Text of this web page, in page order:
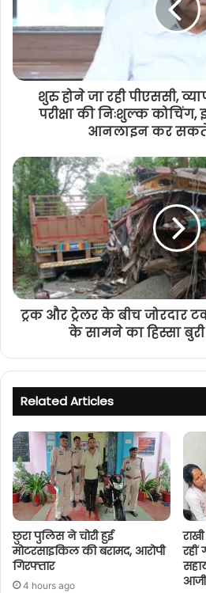
शुरु होने जा रही पीएससी,
परीक्षा की निःशुल्क
आनलाइन कर
ट्रक और ट्रेलर के बीच जोरदार
के सामने का हिस्सा बुरी
Related Articles
छुरा पुलिस ने चोरी हुई
मोटरसाइकिल की बरामद, आरोपी
गिरफ्तार
4 hours ago
रहीं